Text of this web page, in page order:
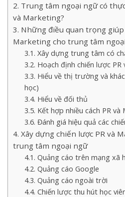
Trung tâm ngoại ngữ có
và Marketing?
Những điều quan trọng giúp
Marketing cho trung tâm
Xây dựng trung tâm có
Hoạch định chiến lược
Hiểu về thị trường và
học)
Hiểu về đối thủ
Kết hợp nhiều cách PR và
Đánh giá hiệu quả các
Xây dựng chiến lược PR và
trung tâm ngoại ngữ
Quảng cáo trên mạng xã
Quảng cáo Google
Quảng cáo ngoài trời
Chiến lược thu hút học